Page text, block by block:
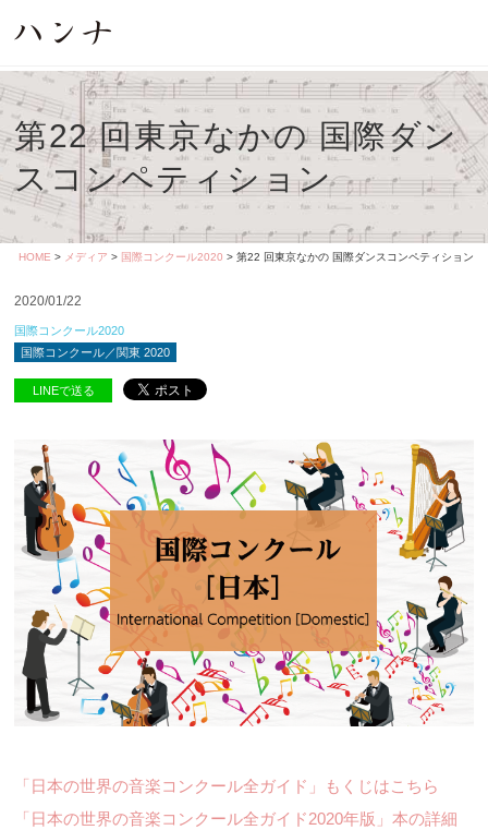
第22 回東京なかの 国際ダン
スコンペティション
HOME > メディア > 国際コンクール2020 > 第22 回東京なかの 国際ダンスコンペティション
2020/01/22
国際コンクール2020
国際コンクール／関東 2020
LINEで送る
「日本の世界の音楽コンクール全ガイド」もくじはこちら
「日本の世界の音楽コンクール全ガイド2020年版」本の詳細